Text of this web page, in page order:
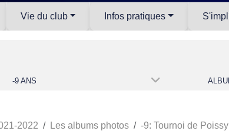
Vie du club Infos pratiques
-9 ANS
2022 Les albums photos -9: Tournoi de Poissy